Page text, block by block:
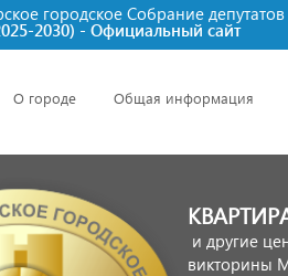
городское Cобрание депутатов
2030) - Официальный сайт
О городе Общая информация
и другие
викторины